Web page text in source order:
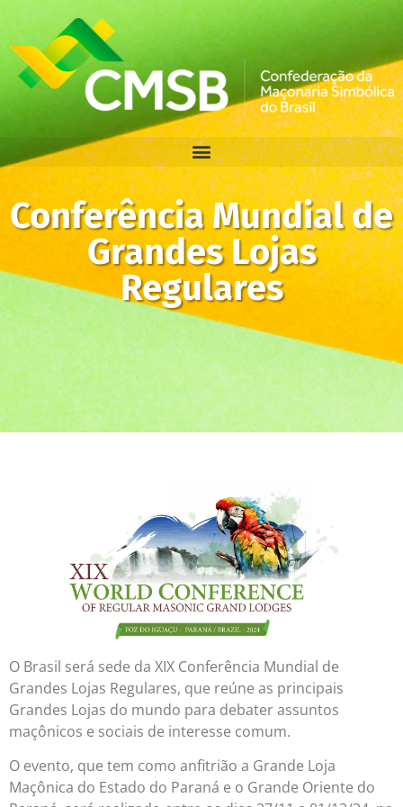
Conferência Mundial de
Grandes Lojas
Regulares
O Brasil será sede da XIX Conferência Mundial de
Grandes Lojas Regulares, que reúne as principais
Grandes Lojas do mundo para debater assuntos
maçônicos e sociais de interesse comum.
O evento, que tem como anfitrião a Grande Loja
Maçônica do Estado do Paraná e o Grande Oriente do